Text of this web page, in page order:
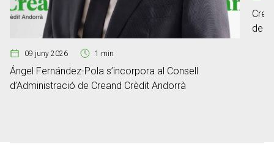
09 juny 2026 1 min
Ángel Fernández-Pola s’incorpora al Consell
d’Administració de Creand Crèdit Andorrà
de